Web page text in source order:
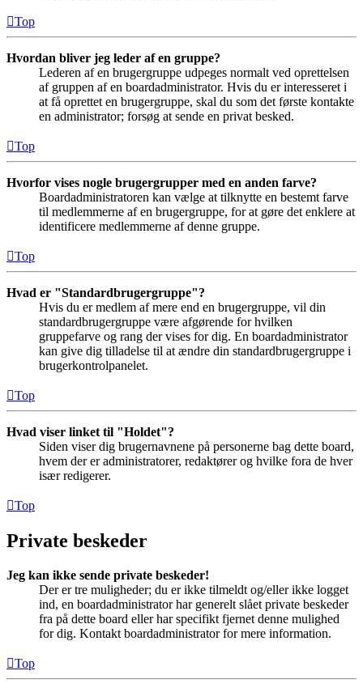
Top
Hvordan bliver jeg leder af en gruppe?
Lederen af en brugergruppe udpeges normalt ved oprettelsen
af gruppen af en boardadministrator. Hvis du er interesseret i
at få oprettet en brugergruppe, skal du som det første kontakte
en administrator; forsøg at sende en privat besked.
Top
Hvorfor vises nogle brugergrupper med en anden farve?
Boardadministratoren kan vælge at tilknytte en bestemt farve
til medlemmerne af en brugergruppe, for at gøre det enklere at
identificere medlemmerne af denne gruppe.
Top
Hvad er "Standardbrugergruppe"?
Hvis du er medlem af mere end en brugergruppe, vil din
standardbrugergruppe være afgørende for hvilken
gruppefarve og rang der vises for dig. En boardadministrator
kan give dig tilladelse til at ændre din standardbrugergruppe i
brugerkontrolpanelet.
Top
Hvad viser linket til "Holdet"?
Siden viser dig brugernavnene på personerne bag dette board,
hvem der er administratorer, redaktører og hvilke fora de hver
især redigerer.
Top
Private beskeder
Jeg kan ikke sende private beskeder!
Der er tre muligheder; du er ikke tilmeldt og/eller ikke logget
ind, en boardadministrator har generelt slået private beskeder
fra på dette board eller har specifikt fjernet denne mulighed
for dig. Kontakt boardadministrator for mere information.
Top